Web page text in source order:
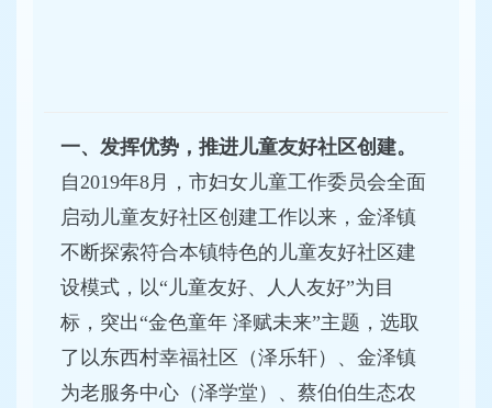
一、发挥优势，推进儿童友好社区创建。
自2019年8月，市妇女儿童工作委员会全面
启动儿童友好社区创建工作以来，金泽镇
不断探索符合本镇特色的儿童友好社区建
设模式，以“儿童友好、人人友好”为目
标，突出“金色童年 泽赋未来”主题，选取
了以东西村幸福社区（泽乐轩）、金泽镇
为老服务中心（泽学堂）、蔡伯伯生态农